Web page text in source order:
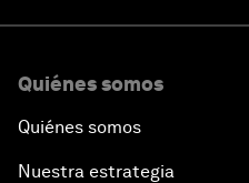
Quiénes somos
Quiénes somos
Nuestra estrategia